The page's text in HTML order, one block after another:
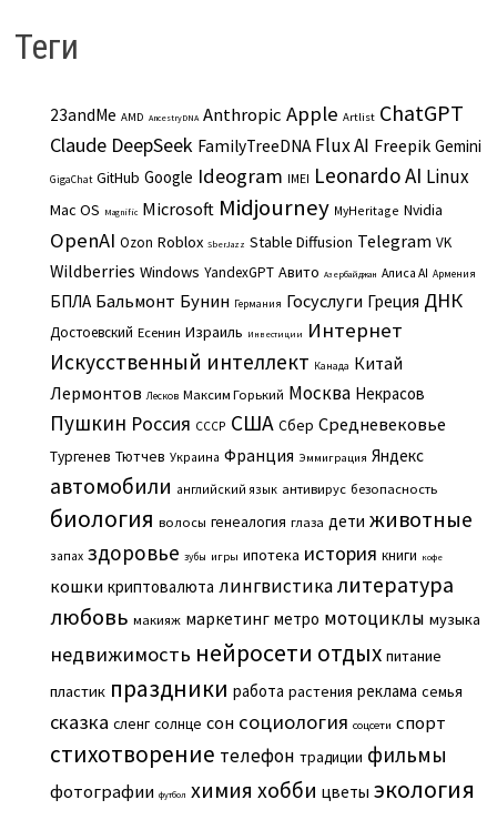
Теги
23andMe AMD AncestryDNA Anthropic Apple Artlist ChatGPT
Claude DeepSeek FamilyTreeDNA Flux AI Freepik Gemini
GigaChat GitHub Google Ideogram IMEI Leonardo AI Linux
Mac OS Magnific Microsoft Midjourney MyHeritage Nvidia
OpenAI Ozon Roblox SberJazz Stable Diffusion Telegram VK
Wildberries Windows YandexGPT Авито Азербайджан Алиса AI Армения
БПЛА Бальмонт Бунин Германия Госуслуги Греция ДНК
Достоевский Есенин Израиль Инвестиции Интернет
Искусственный интеллект Канада Китай
Лермонтов Лесков Максим Горький Москва Некрасов
Пушкин Россия СССР США Сбер Средневековье
Тургенев Тютчев Украина Франция Эммиграция Яндекс
автомобили английский язык антивирус безопасность
биология волосы генеалогия глаза дети животные
запах здоровье зубы игры ипотека история книги кофе
кошки криптовалюта лингвистикалитература
любовь макияж маркетинг метро мотоциклы музыка
недвижимость нейросети отдых питание
пластик праздники работа растения реклама семья
сказка сленг солнце сон социология соцсети спорт
стихотворение телефон традиции фильмы
фотографии футбол химия хобби цветы экология